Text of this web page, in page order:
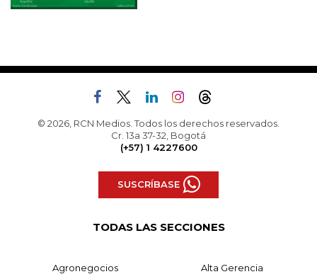
© 2026, RCN Medios. Todos los derechos reservados.
Cr. 13a 37-32, Bogotá
(+57) 1 4227600
SUSCRÍBASE
TODAS LAS SECCIONES
Agronegocios Alta Gerencia